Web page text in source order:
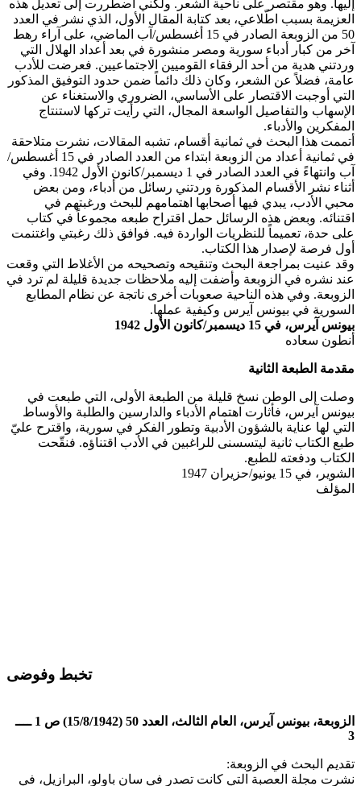
إليها. وهو مقتصر على ناحية الشعر. ولكني اضطررت إلى تعديل هذه
العزيمة بسبب اطّلاعي، بعد كتابة المقال الأول، الذي نشر في العدد
50 من الزوبعة الصادر في 15 أغسطس/آب الماضي، على آراء رهط
آخر من كبار أدباء سورية ومصر منشورة في بعد أعداد الهلال التي
وردتني هدية من أحد الرفقاء القوميين الاجتماعيين. فعرضت للأدب
عامة، فضلاً عن الشعر، وكان ذلك دائماً ضمن حدود التوفيق المذكور
التي أوجبت الاقتصار على الأساسي، الضروري والاستغناء عن
الإسهاب والتفاصيل الواسعة المجال، التي رأيت تركها لاستنتاج
المفكرين والأدباء.
أتممت هذا البحث في ثمانية أقسام، تشبه المقالات، نشرت متلاحقة
في ثمانية أعداد من الزوبعة ابتداء من العدد الصادر في 15 أغسطس/
آب وانتهاءً في العدد الصادر في 1 ديسمبر/كانون الأول 1942. وفي
أثناء نشر الأقسام المذكورة وردتني رسائل من أدباء، ومن بعض
محبي الأدب، يبدي فيها أصحابها اهتمامهم للبحث ورغبتهم في
اقتنائه. وبعض هذه الرسائل حمل اقتراح طبعه مجموعاً في كتاب
على حدة، تعميماً للنظريات الواردة فيه. فوافق ذلك رغبتي واغتنمت
أول فرصة لإصدار هذا الكتاب.
وقد عنيت بمراجعة البحث وتنقيحه وتصحيحه من الأغلاط التي وقعت
عند نشره في الزوبعة وأضفت إليه ملاحظات جديدة قليلة لم ترد في
الزوبعة. وفي هذه الناحية صعوبات أخرى ناتجة عن نظام المطابع
السورية في بيونس آيرس وكيفية عملها.
بيونس آيرس، في 15 ديسمبر/كانون الأول 1942
أنطون سعاده
مقدمة الطبعة الثانية
وصلت إلى الوطن نسخ قليلة من الطبعة الأولى، التي طبعت في
بيونس آيرس، فأثارت اهتمام الأدباء والدارسين والطلبة والأوساط
التي لها عناية بالشؤون الأدبية وتطور الفكر في سورية، واقترح عليّ
طبع الكتاب ثانية ليتسسنى للراغبين في الأدب اقتناؤه. فنقّحت
الكتاب ودفعته للطبع.
الشوير، في 15 يونيو/حزيران 1947
المؤلف
تخبط وفوضى
الزوبعة، بيونس آيرس، العام الثالث، العدد 50 (15/8/1942) ص 1 ــــ
3
تقديم البحث في الزوبعة:
نشرت مجلة العصبة التي كانت تصدر في سان باولو، البرازيل، في